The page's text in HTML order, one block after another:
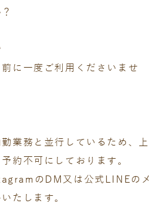
に一度ご利用くださいませ
業務と並行しているため、上
約不可にしております。
のDM又は公式LINEのメ
たします。